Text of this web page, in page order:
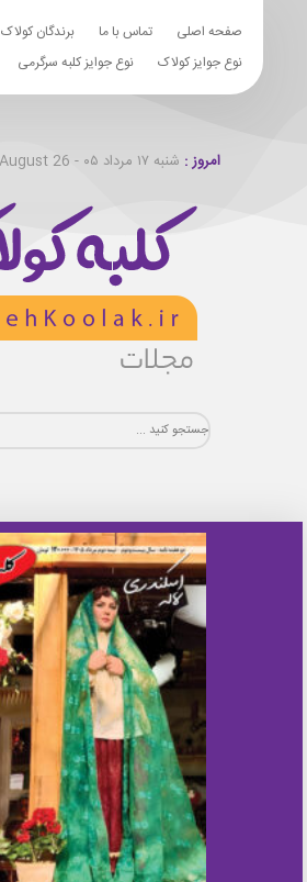
صفحه اصلی تماس با ما برندگان کولاک
نوع جوایز کولاک
نوع جوایز کلبه سرگرمی
امروز : شنبه ۱۷ مرداد ۰۵ - Saturday 8th August 26